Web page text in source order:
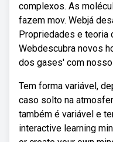
complexos. As
fazem mov. Webjá
Propriedades e teoria
Webdescubra novos
dos gases' com
Tem forma variável,
caso solto na
também é variável e
interactive learning